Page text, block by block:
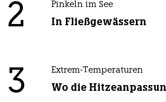
2 Pinkeln im See
In Fließgewässern
3 Extrem-Temperaturen
Wo die